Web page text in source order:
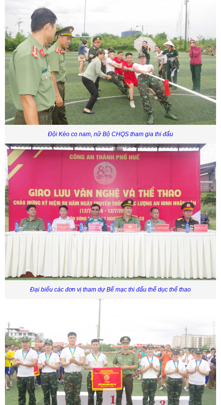
Đội Kéo co nam, nữ Bộ CHQS tham gia thi đấu
Đại biểu các đơn vị tham dự Bế mạc thi đấu thể dục thể thao